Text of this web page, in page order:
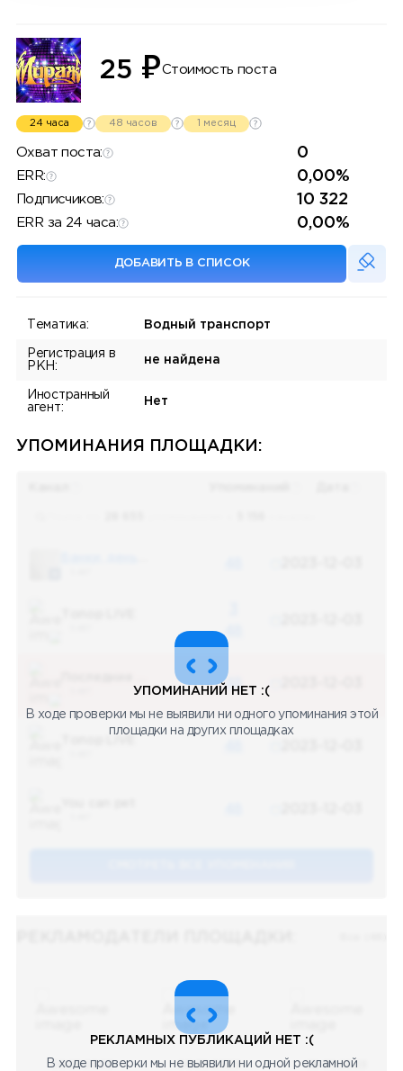
25 ₽Стоимость поста
24 часа 48 часов 1 месяц
Охват поста: 0
ERR: 0,00%
Подписчиков: 10 322
ERR за 24 часа: 0,00%
ДОБАВИТЬ В СПИСОК
Тематика: Водный транспорт
Регистрация в
РКН:
не найдена
Иностранный
агент:
Нет
УПОМИНАНИЯ ПЛОЩАДКИ:
48
48
УПОМИНАНИЙ НЕТ :(
В ходе проверки мы не выявили ни одного упоминания этой
площадки на других площадках
08.05.2023
08.05.2023
08.05.2023
РЕКЛАМНЫХ ПУБЛИКАЦИЙ НЕТ :(
В ходе проверки мы не выявили ни одной рекламной